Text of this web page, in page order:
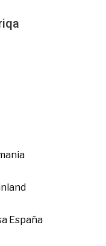
España